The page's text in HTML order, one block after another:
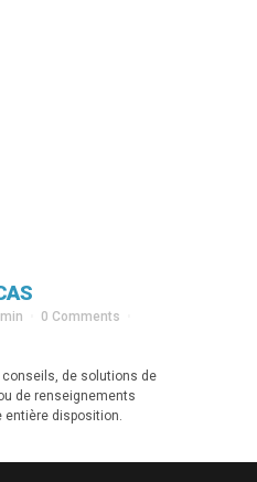
0 Comments
de solutions de
de renseignements
disposition.